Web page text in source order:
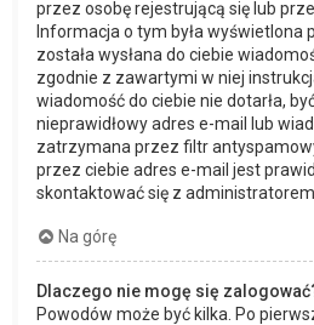
przez osobę rejestrującą się lub
Informacja o tym była wyświetlona
została wysłana do ciebie
zgodnie z zawartymi w niej
wiadomość do ciebie nie dotarła,
nieprawidłowy adres e-mail lub
zatrzymana przez filtr
przez ciebie adres e-mail jest
skontaktować się z administratorem.
Na górę
Dlaczego nie mogę się
Powodów może być kilka. Po